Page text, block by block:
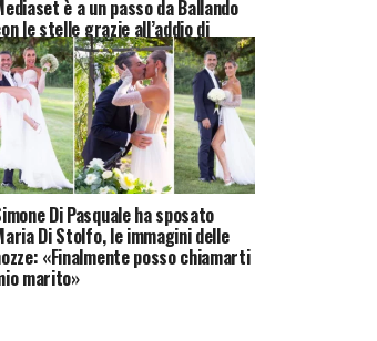
è a un passo da Ballando
le stelle grazie all’addio di
Lucarelli
Di Pasquale ha sposato
Di Stolfo, le immagini delle
«Finalmente posso chiamarti
marito»